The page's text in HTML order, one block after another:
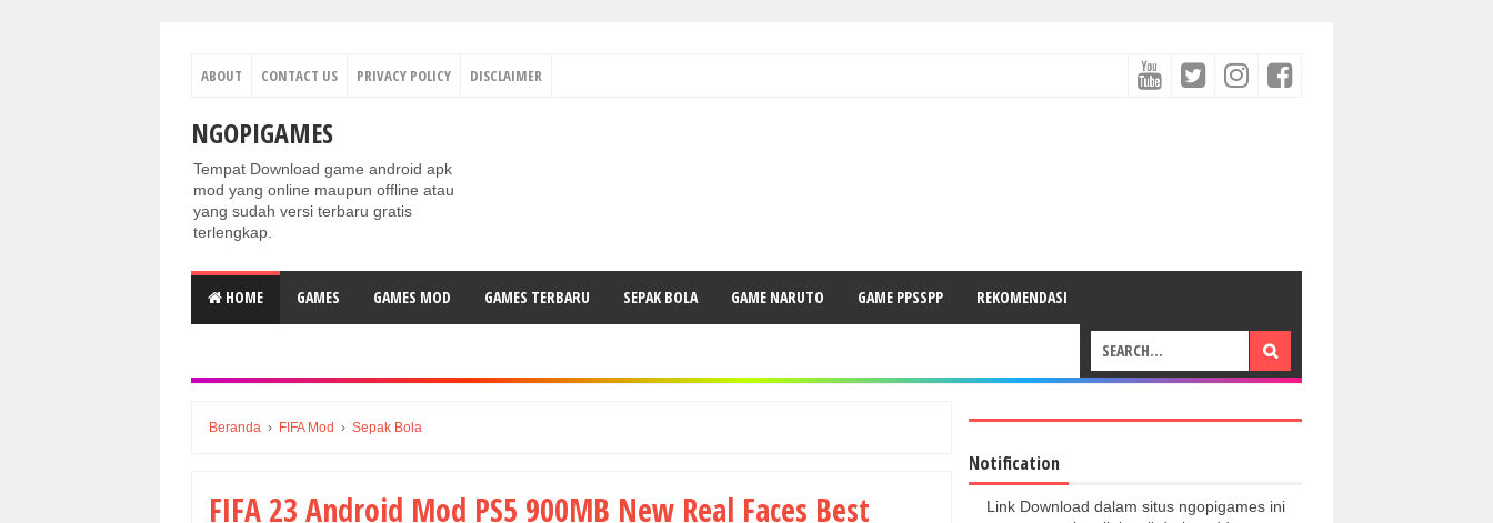
ABOUT CONTACT US PRIVACY POLICY DISCLAIMER
NGOPIGAMES
Tempat Download game android apk
mod yang online maupun offline atau
yang sudah versi terbaru gratis
terlengkap.
HOME GAMES GAMES MOD GAMES TERBARU SEPAK BOLA GAME NARUTO GAME PPSSPP REKOMENDASI
Beranda › FIFA Mod › Sepak Bola
FIFA 23 Android Mod PS5 900MB New Real Faces Best
Notification
Link Download dalam situs ngopigames ini